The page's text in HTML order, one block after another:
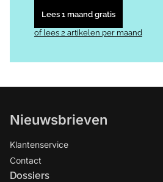
Lees 1 maand gratis
of lees 2 artikelen per maand
Nieuwsbrieven
Klantenservice
Contact
Dossiers